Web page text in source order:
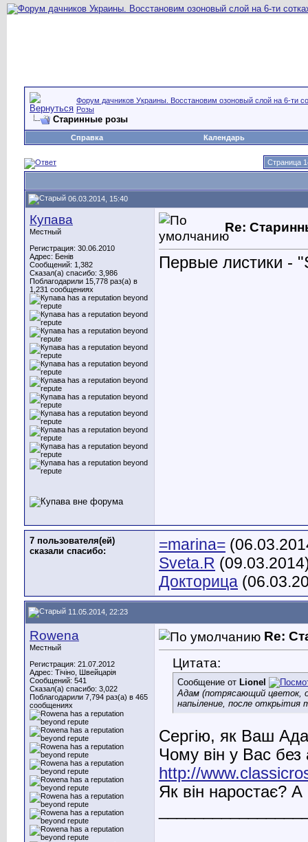
Форум дачников Украины. Восстановим озоновый слой на 6-ти
Розы
Старинные розы
Справка Календарь
Страница
06.03.2014, 15:40
Купава
Местный
Регистрация: 30.06.2010
Адрес: Бенів
Сообщений: 1,382
Сказал(а) спасибо: 3,986
Поблагодарили 15,778 раз(а) в
1,231 сообщениях
Re:
Первые листики -
7 пользователя(ей)
сказали cпасибо:
=marina=
Sveta.R
Докторица
11.05.2014, 22:23
Rowena
Местный
Регистрация: 21.07.2012
Адрес: Тічіно, Швейцарія
Сообщений: 541
Сказал(а) спасибо: 3,022
Поблагодарили 7,794 раз(а) в 465
сообщениях
Re:
Цитата:
Сообщение от Lionel
Адам (потрясающий цветок,
напьіление, после
Сергію, як Ваш
Чому він у Вас
http://
Як він наростає?